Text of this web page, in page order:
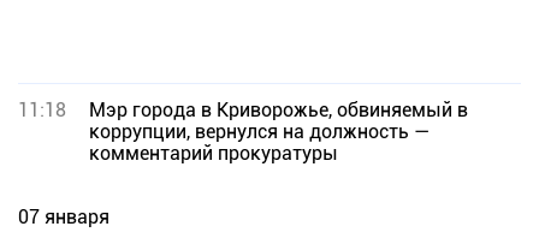
11:18
Мэр города в Криворожье, обвиняемый в
коррупции, вернулся на должность —
комментарий прокуратуры
07 января